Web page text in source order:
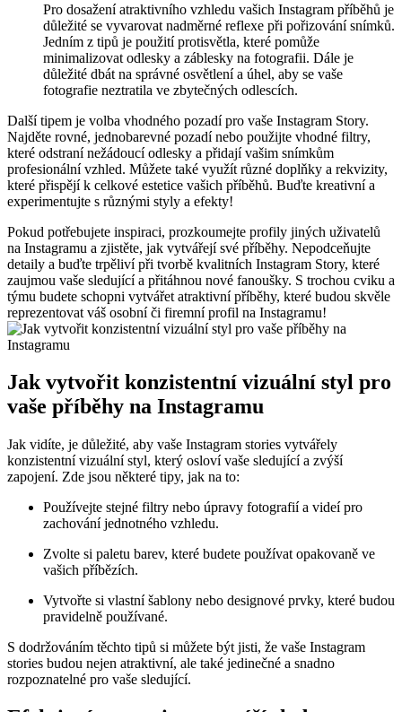
Pro dosažení atraktivního vzhledu vašich Instagram příběhů je
důležité se vyvarovat nadměrné reflexe při pořizování snímků.
Jedním z tipů je použití protisvětla, které pomůže
minimalizovat odlesky a záblesky na fotografii. Dále je
důležité dbát na správné osvětlení a úhel, aby se vaše
fotografie neztratila ve zbytečných odlescích.
Další tipem je volba vhodného pozadí pro vaše Instagram Story.
Najděte rovné, jednobarevné pozadí nebo použijte vhodné filtry,
které odstraní nežádoucí odlesky a přidají vašim snímkům
profesionální vzhled. Můžete také využít různé doplňky a rekvizity,
které přispějí k celkové estetice vašich příběhů. Buďte kreativní a
experimentujte s různými styly a efekty!
Pokud potřebujete inspiraci, prozkoumejte profily jiných uživatelů
na Instagramu a zjistěte, jak vytvářejí své příběhy. Nepodceňujte
detaily a buďte trpěliví při tvorbě kvalitních Instagram Story, které
zaujmou vaše sledující a přitáhnou nové fanoušky. S trochou cviku a
týmu budete schopni vytvářet atraktivní příběhy, které budou skvěle
reprezentovat váš osobní či firemní profil na Instagramu!
Jak vytvořit konzistentní vizuální styl pro
vaše příběhy na Instagramu
Jak vidíte, je důležité, aby vaše Instagram stories vytvářely
konzistentní vizuální styl, který osloví vaše sledující a zvýší
zapojení. Zde jsou některé tipy, jak na to:
Používejte stejné filtry nebo úpravy fotografií a videí pro
zachování jednotného vzhledu.
Zvolte si paletu barev, které budete používat opakovaně ve
vašich příbězích.
Vytvořte si vlastní šablony nebo designové prvky, které budou
pravidelně používané.
S dodržováním těchto tipů si můžete být jisti, že vaše Instagram
stories budou nejen atraktivní, ale také jedinečné a snadno
rozpoznatelné pro vaše sledující.